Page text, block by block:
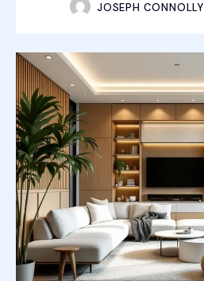
JOSEPH CONNOLLY